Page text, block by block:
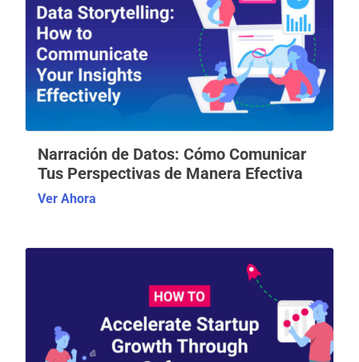
Narración de Datos: Cómo Comunicar
Tus Perspectivas de Manera Efectiva
Ver Ahora